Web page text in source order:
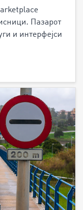
Пазарот
и интерфејси